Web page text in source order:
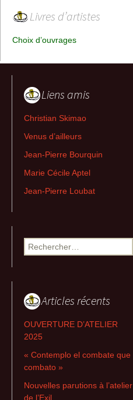
Livres d’artistes
Choix d’ouvrages
Liens amis
Christian Skimao
Venus d’ailleurs
Jean-Pierre Bourquin
Marie Cécile Aptel
Jean-Pierre Loubat
Rechercher :
Articles récents
OUVERTURE D’ATELIER
2025
« Contemplo el combate que
combato »
Nouvelles parutions à l’atelier
de l’Exil